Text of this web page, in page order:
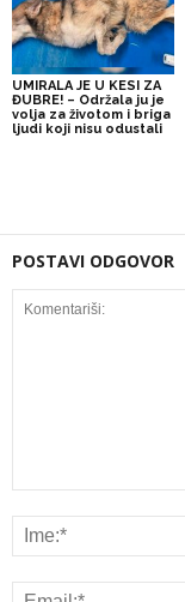
UMIRALA JE U KESI ZA
ĐUBRE! – Održala ju je
volja za životom i briga
ljudi koji nisu odustali
POSTAVI ODGOVOR